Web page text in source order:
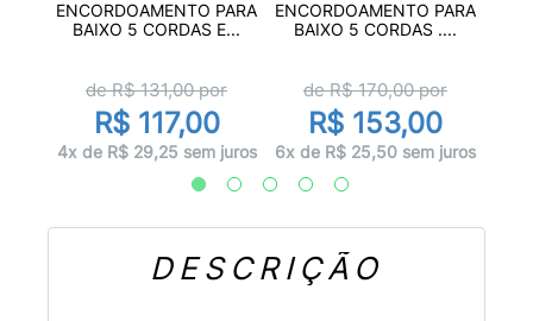
ENCORDOAMENTO PARA
BAIXO 5 CORDAS E...
de R$131,00por
R$ 117,00
4x de R$ 29,25 sem juros
ENCORDOAMENTO PARA
BAIXO 5 CORDAS ....
de R$170,00por
R$ 153,00
6x de R$ 25,50 sem juros
DESCRIÇÃO